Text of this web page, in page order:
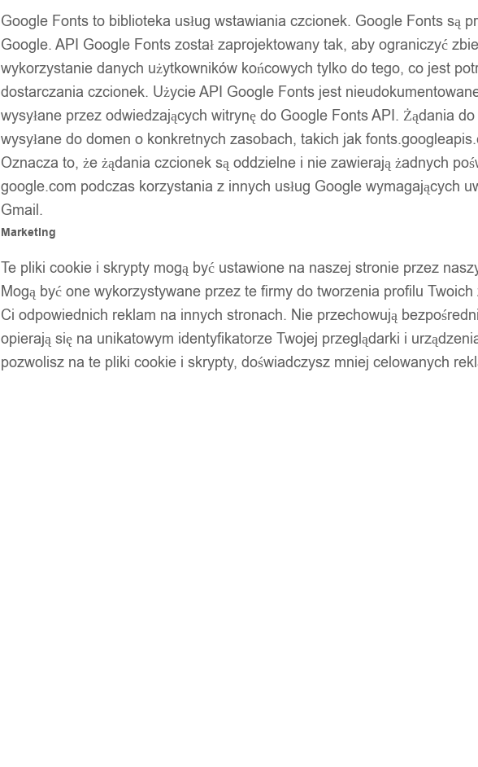
Google Fonts to biblioteka usług wstawiania czcionek. Google Fonts są
Google. API Google Fonts został zaprojektowany tak, aby ograniczyć
wykorzystanie danych użytkowników końcowych tylko do tego, co jest
dostarczania czcionek. Użycie API Google Fonts jest
wysyłane przez odwiedzających witrynę do Google Fonts API. Żądania
wysyłane do domen o konkretnych zasobach, takich jak
Oznacza to, że żądania czcionek są oddzielne i nie zawierają żadnych
google.com podczas korzystania z innych usług Google wymagających
Gmail.
Marketing
Te pliki cookie i skrypty mogą być ustawione na naszej stronie przez
Mogą być one wykorzystywane przez te firmy do tworzenia profilu
Ci odpowiednich reklam na innych stronach. Nie przechowują
opierają się na unikatowym identyfikatorze Twojej przeglądarki i
pozwolisz na te pliki cookie i skrypty, doświadczysz mniej celowanych